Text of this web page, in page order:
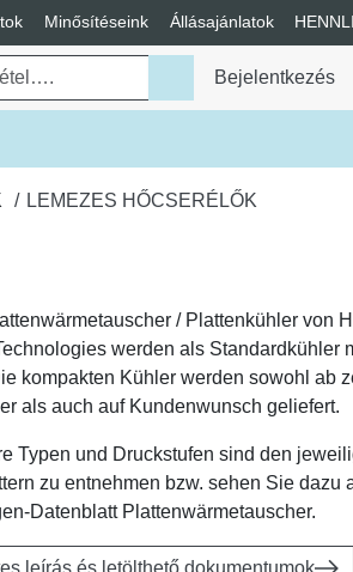
menü váltása
Minősítéseink Állásajánlatok
Bejelentkezés
LEMEZES HŐCSERÉLŐK
/ Plattenkühler von
werden als Standardkühler
kompakten Kühler werden sowohl ab
als auch auf Kundenwunsch geliefert.
Typen und Druckstufen sind den
zu entnehmen bzw. sehen Sie dazu
Datenblatt Plattenwärmetauscher.
leírás és letölthető dokumentumok